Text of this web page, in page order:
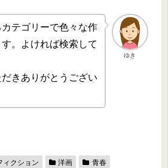
ゆき
テゴリーで色々な作
。よければ検索して
きありがとうござい
ィクション 洋画 青春